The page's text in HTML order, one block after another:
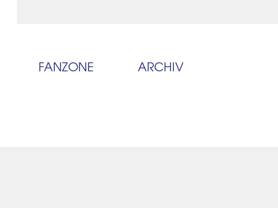
FANZONE ARCHIV